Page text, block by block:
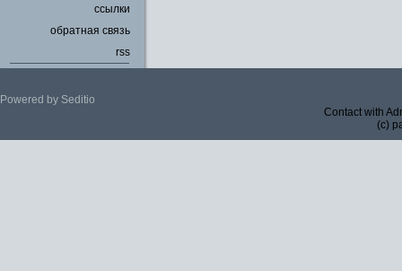
ссылки
обратная связь
rss
Powered by Seditio
Contact with
(c)